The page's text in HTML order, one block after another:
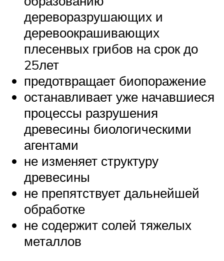
дереворазрушающих и
деревоокрашивающих
плесенвых грибов на срок до
25лет
предотвращает биопоражение
останавливает уже начавшиеся
процессы разрушения
древесины биологическими
агентами
не изменяет структуру
древесины
не препятствует дальнейшей
обработке
не содержит солей тяжелых
металлов